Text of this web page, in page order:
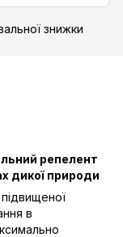
знижки
репелент
дикої природи
в